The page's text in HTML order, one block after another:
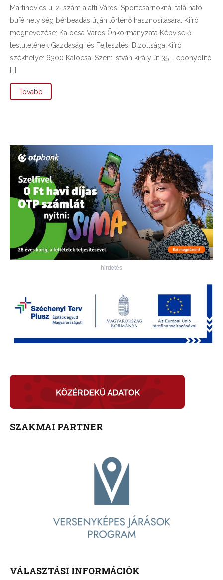
Martinovics u. 2. szám alatti Városi Sportcsarnoknál található
büfé helyiség bérbeadás útján történő hasznosítására. Kiíró
megnevezése: Kalocsa Város Önkormányzata Képviselő-
testületének Gazdasági és Fejlesztési Bizottsága Kiíró
székhelye: 6300 Kalocsa, Szent István király út 35. Lebonyolító
[…]
Tovább
hirdetés
SZAKMAI PARTNER
VÁLASZTÁSI INFORMÁCIÓK